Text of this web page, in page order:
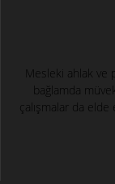
Mesleki ahlak ve
bağlamda
çalışmalar da